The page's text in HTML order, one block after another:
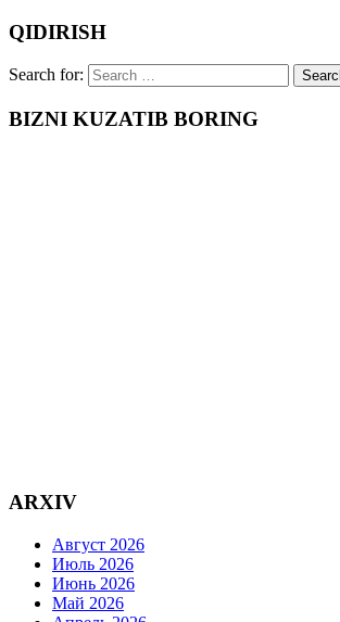
QIDIRISH
Search for:
BIZNI KUZATIB BORING
ARXIV
Август 2026
Июль 2026
Июнь 2026
Май 2026